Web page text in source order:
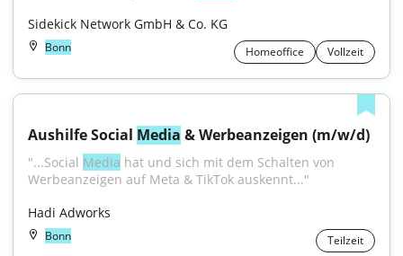
Sidekick Network GmbH & Co. KG
Bonn Homeoffice Vollzeit
Aushilfe Social Media & Werbeanzeigen (m/w/d)
"...Social Media hat und sich mit dem Schalten von
Werbeanzeigen auf Meta & TikTok auskennt..."
Hadi Adworks
Bonn Teilzeit